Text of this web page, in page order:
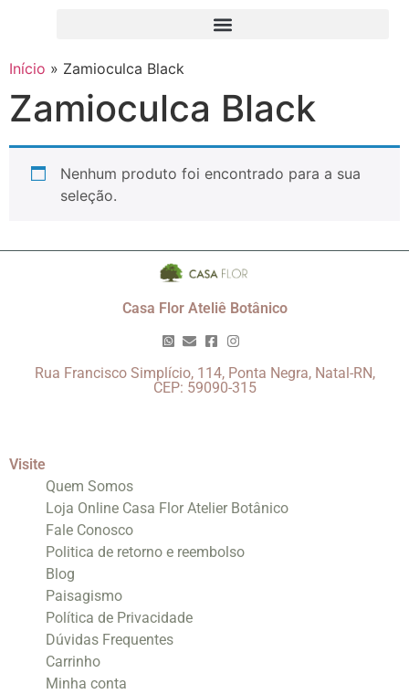
Início » Zamioculca Black
Zamioculca Black
Nenhum produto foi encontrado para a sua
seleção.
Casa Flor Ateliê Botânico
Rua Francisco Simplício, 114, Ponta Negra, Natal-RN,
CEP: 59090-315
Visite
Quem Somos
Loja Online Casa Flor Atelier Botânico
Fale Conosco
Politica de retorno e reembolso
Blog
Paisagismo
Política de Privacidade
Dúvidas Frequentes
Carrinho
Minha conta